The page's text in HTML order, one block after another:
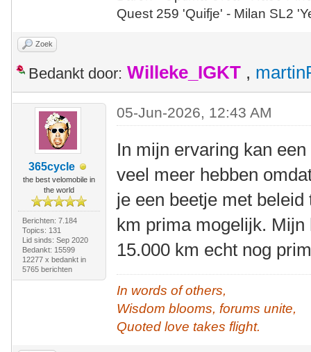
Quest 259 'Quifje' - Milan SL2
Zoek
Bedankt door: Willeke_IGKT ,
365cycle
the best velomobile in
the world
Berichten: 7.184
Topics: 131
Lid sinds: Sep 2020
Bedankt: 15599
12277 x bedankt in
5765 berichten
05-Jun-2026, 12:43 AM
In mijn ervaring kan
veel meer hebben
je een beetje met
km prima mogelijk.
15.000 km echt nog
In words of others,
Wisdom blooms, forums unite,
Quoted love takes flight.